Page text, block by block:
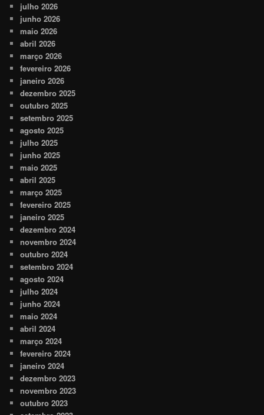
julho 2026
junho 2026
maio 2026
abril 2026
março 2026
fevereiro 2026
janeiro 2026
dezembro 2025
outubro 2025
setembro 2025
agosto 2025
julho 2025
junho 2025
maio 2025
abril 2025
março 2025
fevereiro 2025
janeiro 2025
dezembro 2024
novembro 2024
outubro 2024
setembro 2024
agosto 2024
julho 2024
junho 2024
maio 2024
abril 2024
março 2024
fevereiro 2024
janeiro 2024
dezembro 2023
novembro 2023
outubro 2023